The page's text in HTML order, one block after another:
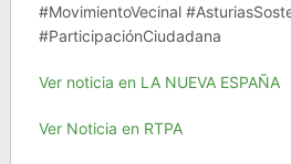
#MovimientoVecinal
#ParticipaciónCiudadana
Ver noticia en LA NUEVA ESPAÑA
Ver Noticia en RTPA